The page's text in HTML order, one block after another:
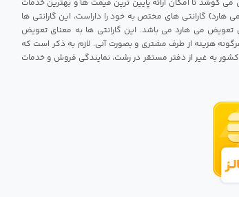
می کوشد تا امکان ارائه پایین ترین قیمت ها و بهترین خدمات
هارد} گارانتی های مختص به خود را داراست، این گارانتی ها
تعویض می هارد، 2 سال تعویض می هارد و 3 سال تعویض می هارد می باشد. این گارانتی ها به معنای تعویض
هزینه از طرف مشتری و بصورت آنی. لازم به ذکر است که
به غیر از دفتر مستقر در رشت، نمایندگی فروش و خدمات